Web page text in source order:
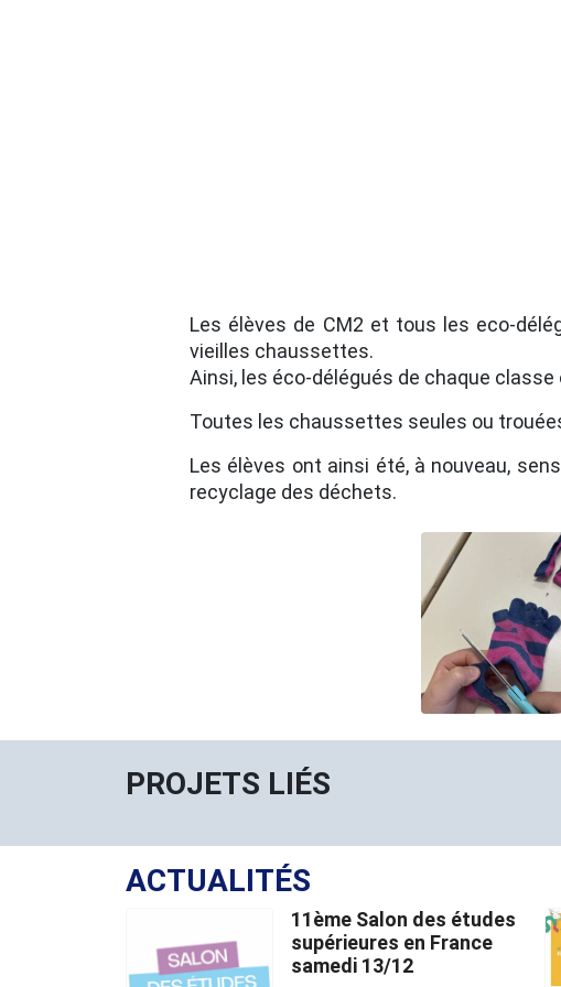
Les élèves de CM2 et tous les eco-
vieilles chaussettes.
Ainsi, les éco-délégués de chaque
Toutes les chaussettes seules ou
Les élèves ont ainsi été, à nouveau,
recyclage des déchets.
PROJETS LIÉS
ACTUALITÉS
11ème Salon des études
supérieures en France
samedi 13/12